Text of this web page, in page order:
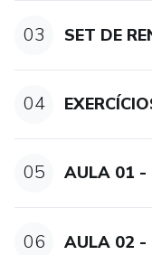
03 SET DE
04
05 AULA 01 -
06 AULA 02 -